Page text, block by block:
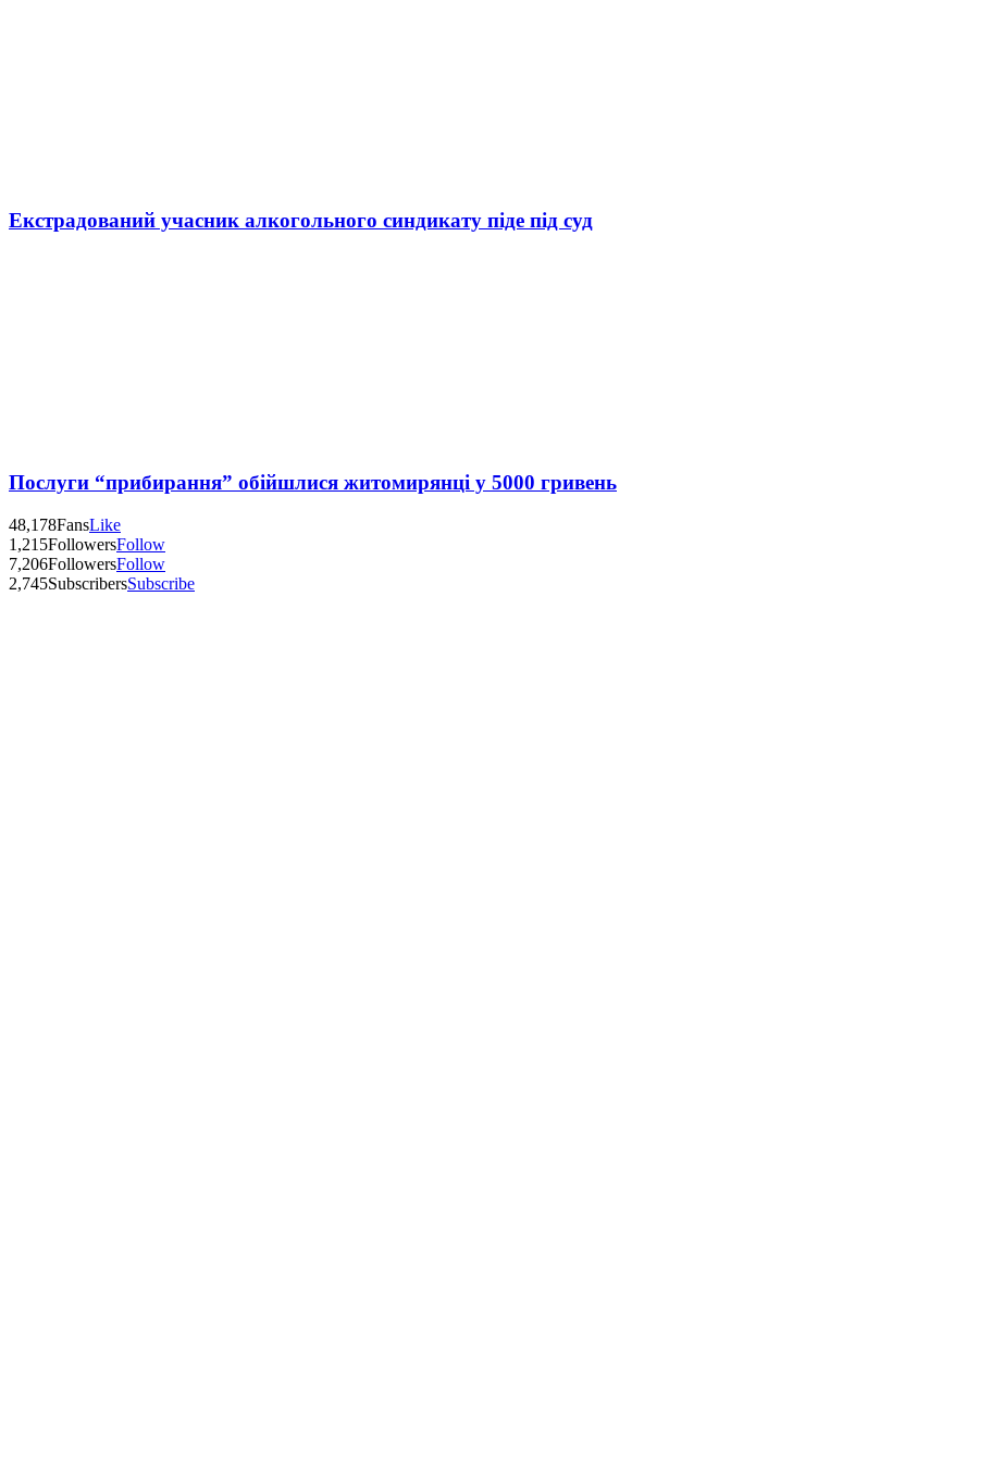
Екстрадований учасник алкогольного синдикату піде під суд
Послуги “прибирання” обійшлися житомирянці у 5000 гривень
48,178FansLike
1,215FollowersFollow
7,206FollowersFollow
2,745SubscribersSubscribe